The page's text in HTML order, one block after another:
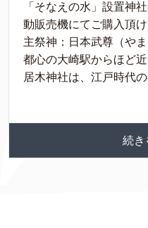
「そなえの水」設置神
動販売機にてご購入頂
主祭神：日本武尊（や
都心の大崎駅からほど
居木神社は、江戸時代
続